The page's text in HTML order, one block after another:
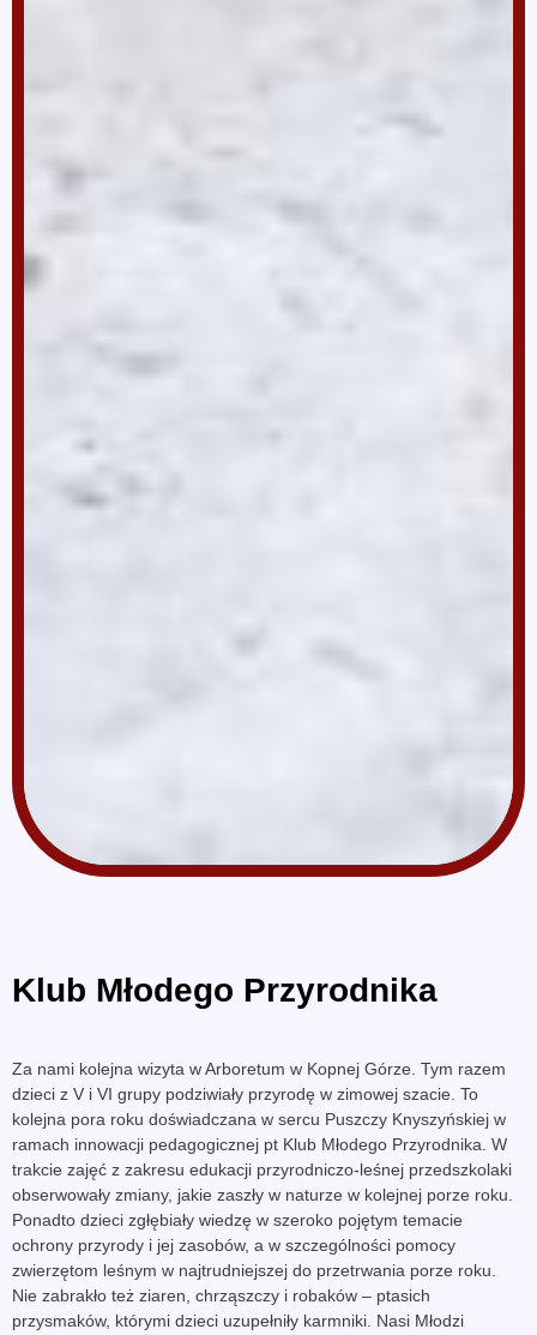
Klub Młodego Przyrodnika
Za nami kolejna wizyta w Arboretum w Kopnej Górze. Tym razem
dzieci z V i VI grupy podziwiały przyrodę w zimowej szacie. To
kolejna pora roku doświadczana w sercu Puszczy Knyszyńskiej w
ramach innowacji pedagogicznej pt Klub Młodego Przyrodnika. W
trakcie zajęć z zakresu edukacji przyrodniczo-leśnej przedszkolaki
obserwowały zmiany, jakie zaszły w naturze w kolejnej porze roku.
Ponadto dzieci zgłębiały wiedzę w szeroko pojętym temacie
ochrony przyrody i jej zasobów, a w szczególności pomocy
zwierzętom leśnym w najtrudniejszej do przetrwania porze roku.
Nie zabrakło też ziaren, chrząszczy i robaków – ptasich
przysmaków, którymi dzieci uzupełniły karmniki. Nasi Młodzi